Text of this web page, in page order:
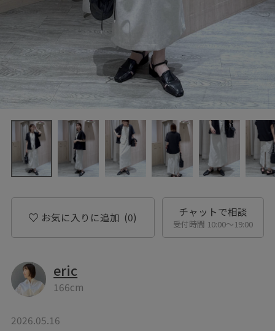
お気に入りに追加 (0) チャットで相談
受付時間 10:00〜19:00
eric
166cm
2026.05.16